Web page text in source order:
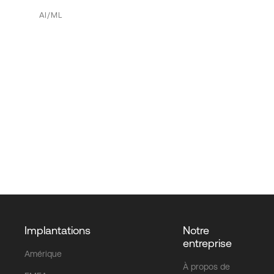
AI/ML
Implantations
Amérique
Notre
entreprise
À propos de